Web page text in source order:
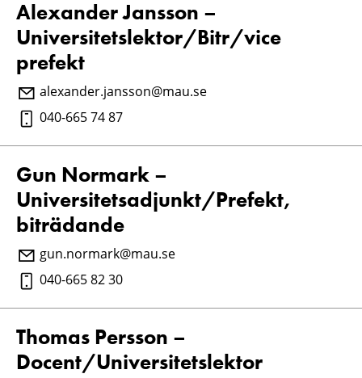
Alexander Jansson –
Universitetslektor/Bitr/vice
prefekt
alexander.jansson@mau.se
040-665 74 87
Gun Normark –
Universitetsadjunkt/Prefekt,
biträdande
gun.normark@mau.se
040-665 82 30
Thomas Persson –
Docent/Universitetslektor